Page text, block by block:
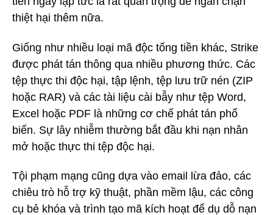
thiệt hại thêm nữa.
Giống như nhiều loại mã độc tống tiền khác, Strike
được phát tán thông qua nhiều phương thức. Các
tệp thực thi độc hại, tập lệnh, tệp lưu trữ nén (ZIP
hoặc RAR) và các tài liệu cài bẫy như tệp Word,
Excel hoặc PDF là những cơ chế phát tán phổ
biến. Sự lây nhiễm thường bắt đầu khi nạn nhân
mở hoặc thực thi tệp độc hại.
Tội phạm mạng cũng dựa vào email lừa đảo, các
chiêu trò hỗ trợ kỹ thuật, phần mềm lậu, các công
cụ bẻ khóa và trình tạo mã kích hoạt để dụ dỗ nạn